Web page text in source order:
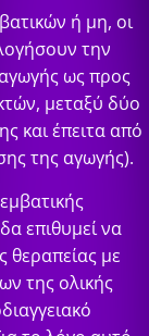
ή μη, οι
την
ως προς
μεταξύ δύο
και έπειτα από
της αγωγής).
επιθυμεί να
θεραπείας με
της ολικής